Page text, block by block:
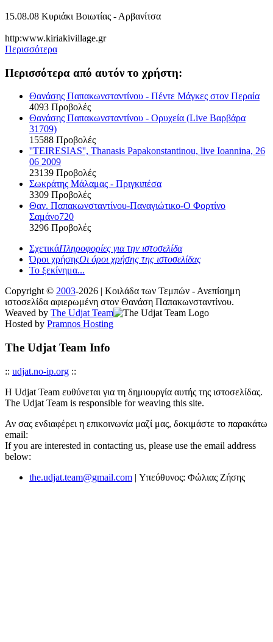
15.08.08 Κυριάκι Βοιωτίας - Αρβανίτσα
http:www.kiriakivillage.gr
Περισσότερα
Περισσότερα από αυτόν το χρήστη:
Θανάσης Παπακωνσταντίνου - Πέντε Μάγκες στον Περαία
4093 Προβολές
Θανάσης Παπακωνσταντίνου - Ορυχεία (Live Βαρβάρα
31709)
15588 Προβολές
''TEIRESIAS'', Thanasis Papakonstantinou, live Ioannina, 26
06 2009
23139 Προβολές
Σωκράτης Μάλαμας - Πριγκιπέσα
3309 Προβολές
Θαν. Παπακωνσταντίνου-Παναγιώτικο-Ο Φορτίνο
Σαμάνο720
3296 Προβολές
ΣχετικάΠληροφορίες για την ιστοσελίδα
Όροι χρήσηςΟι όροι χρήσης της ιστοσελίδας
Το ξεκίνημα...
Copyright © 2003-2026 | Κοιλάδα των Τεμπών - Ανεπίσημη
ιστοσελίδα αφιερωμένη στον Θανάση Παπακωνσταντίνου.
Weaved by The Udjat Team
Hosted by Pramnos Hosting
The Udjat Team Info
:: udjat.no-ip.org ::
Η Udjat Team ευθύνεται για τη δημιουργία αυτής της ιστοσελίδας.
The Udjat Team is responsible for weaving this site.
Αν σας ενδιαφέρει η επικοινωνία μαζί μας, δοκιμάστε το παρακάτω
email:
If you are interested in contacting us, please use the email address
below:
the.udjat.team@gmail.com | Υπεύθυνος: Φώλιας Ζήσης